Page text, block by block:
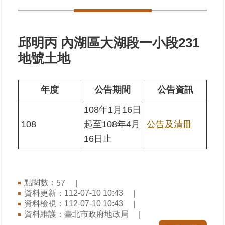
告
資
訊
務
區
詢
網
路
邱明丙 內湖區大湖段一小段231
地號土地
年度 公告期間 公告資訊
108
108年1月16日
起至108年4月
16日止
公告及清冊
點閱數： 57
資料更新：112-07-10 10:43
資料檢視：112-07-10 10:43
資料維護：臺北市政府地政局